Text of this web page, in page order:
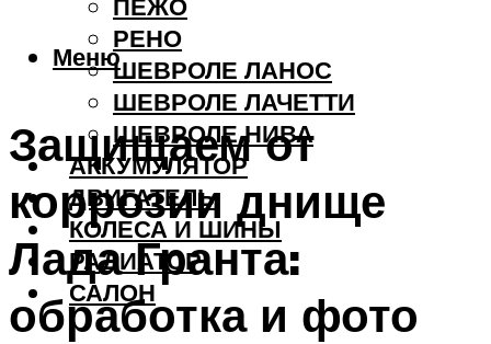
ПЕЖО
РЕНО
ШЕВРОЛЕ ЛАНОС
ШЕВРОЛЕ ЛАЧЕТТИ
ШЕВРОЛЕ НИВА
АККУМУЛЯТОР
ДВИГАТЕЛЬ
КОЛЕСА И ШИНЫ
РАДИАТОР
САЛОН
Меню
Защищаем от
коррозии днище
Лада Гранта:
обработка и фото